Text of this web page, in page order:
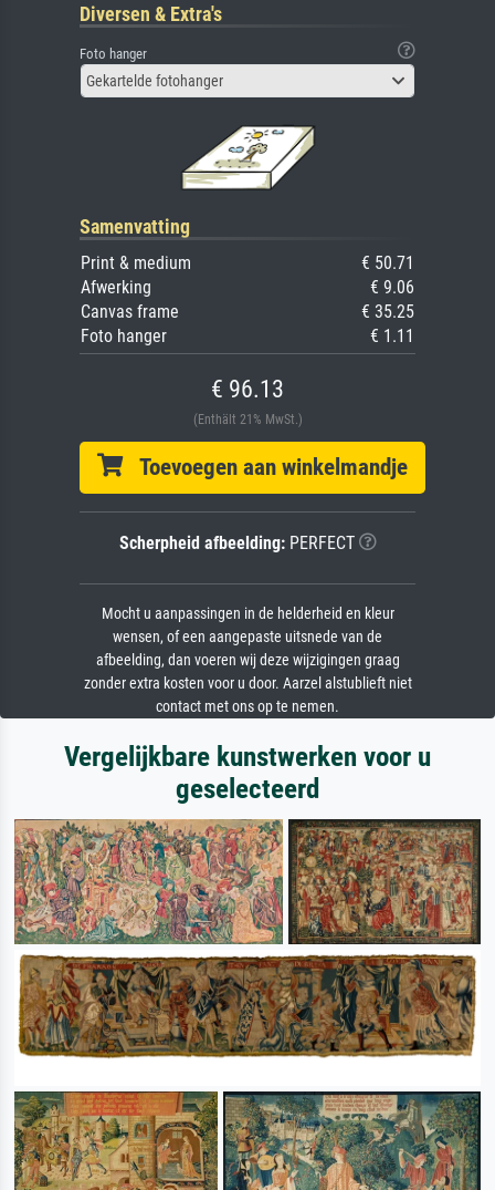
Diversen & Extra's
Foto hanger
Gekartelde fotohanger
Samenvatting
Print & medium
€ 50.71
Afwerking
€ 9.06
Canvas frame
€ 35.25
Foto hanger
€ 1.11
€ 96.13
(Enthält 21% MwSt.)
Toevoegen aan winkelmandje
Scherpheid afbeelding:PERFECT
Mocht u aanpassingen in de helderheid en kleur
wensen, of een aangepaste uitsnede van de
afbeelding, dan voeren wij deze wijzigingen graag
zonder extra kosten voor u door. Aarzel alstublieft niet
contact met ons op te nemen.
Vergelijkbare kunstwerken voor u
geselecteerd